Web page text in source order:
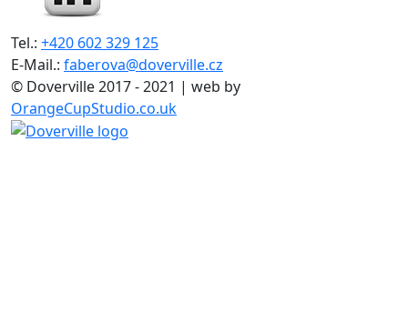
Tel.: +420 602 329 125
E-Mail.: faberova@doverville.cz
© Doverville 2017 - 2021 | web by
OrangeCupStudio.co.uk